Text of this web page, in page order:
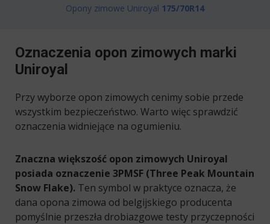
Opony zimowe Uniroyal 175/70R14
Oznaczenia opon zimowych marki
Uniroyal
Przy wyborze opon zimowych cenimy sobie przede
wszystkim bezpieczeństwo. Warto więc sprawdzić
oznaczenia widniejące na ogumieniu.
Znaczna większość opon zimowych Uniroyal
posiada oznaczenie 3PMSF (Three Peak Mountain
Snow Flake). Ten symbol w praktyce oznacza, że
dana opona zimowa od belgijskiego producenta
pomyślnie przeszła drobiazgowe testy przyczepności